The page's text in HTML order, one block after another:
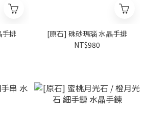
手排
[原石] 硃砂瑪瑙 水晶手排
NT$980